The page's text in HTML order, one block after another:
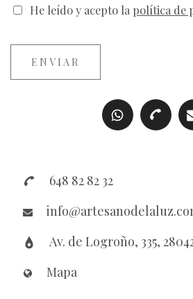
He leído y acepto la política de
ENVIAR
648 82 82 32
Av. de Logroño, 335,
Mapa